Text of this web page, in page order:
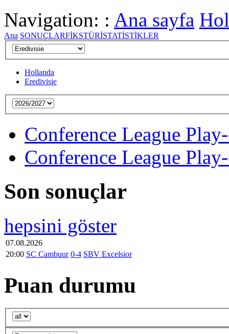
Navigation: : Ana sayfa
Ana SONUÇLARFİKSTÜRİSTATİSTİKLER
Hollanda
Eredivisie
Conference League
Conference League
Son sonuçlar
hepsini göster
07.08.2026
20:00 SC Cambuur 0-4 SBV Excelsior
Puan durumu